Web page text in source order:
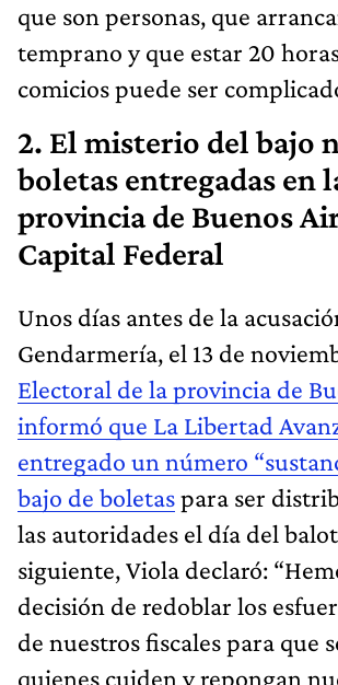
que son personas, que
temprano y que estar 20
comicios puede ser
2. El misterio del bajo
boletas entregadas en
provincia de Buenos
Capital Federal
Unos días antes de la
Gendarmería, el 13 de
Electoral de la provincia de
informó que La Libertad
entregado un número
bajo de boletaspara ser
las autoridades el día del
siguiente, Viola declaró:
decisión de redoblar los
de nuestros fiscales para que
quienes cuiden y repongan